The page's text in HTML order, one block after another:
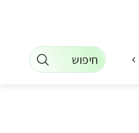
חיפוש